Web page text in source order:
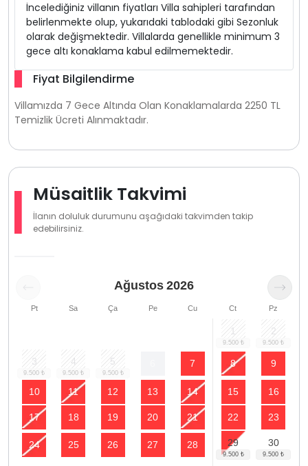
İncelediğiniz villanın fiyatları Villa sahipleri tarafından
belirlenmekte olup, yukarıdaki tablodaki gibi Sezonluk
olarak değişmektedir. Villalarda genellikle minimum 3
gece altı konaklama kabul edilmemektedir.
Fiyat Bilgilendirme
Villamızda 7 Gece Altında Olan Konaklamalarda 2250 TL
Temizlik Ücreti Alınmaktadır.
Müsaitlik Takvimi
İlanın doluluk durumunu aşağıdaki takvimden takip
edebilirsiniz.
Ağustos 2026
Pt Sa Ça Pe Cu Ct Pz
1 2
3 4 5 7 8 9
10 11 12 13 14 15 16
17 18 19 20 21 22 23
24 25 26 27 28 29 30